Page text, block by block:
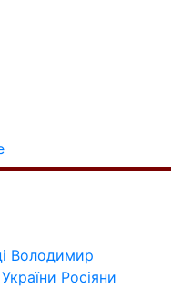
Володимир
Росіяни